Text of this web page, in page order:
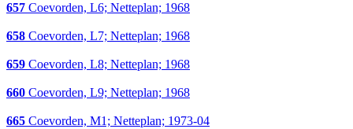
657 Coevorden, L6; Netteplan; 1968
658 Coevorden, L7; Netteplan; 1968
659 Coevorden, L8; Netteplan; 1968
660 Coevorden, L9; Netteplan; 1968
665 Coevorden, M1; Netteplan; 1973-04